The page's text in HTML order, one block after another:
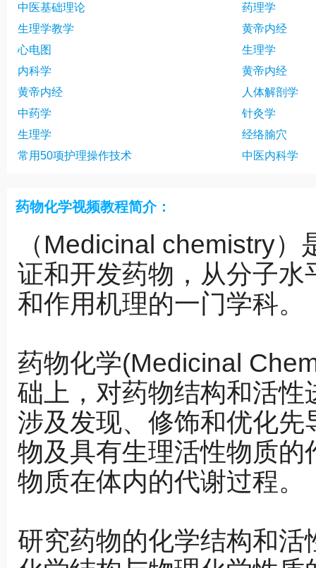
西安交通大学-药物化学-陈有亮34讲 西安交通大
西安交通大学-药物化学-陈有亮37讲 西安交通大学
西安交通大学-药物化学-陈有亮40讲 西安交通大学
西安交通大学-药物化学-陈有亮46讲 西安交通大学
西安交通大学-药物化学-陈有亮49讲 西安交通大学
西安交通大学-药物化学-陈有亮55讲
西安交通大学-药物化学-陈有亮58讲 西安交通大
中医基础理论
生理学教学
心电图
内科学
黄帝内经
中药学
生理学
常用50项护理操作技术
药理学
黄帝内经
生理学
黄帝内经
人体解剖学
针灸学
经络腧穴
中医内科学
药物化学视频教程简介：
（Medicinal chemistry
证和开发药物，从分子
和作用机理的一门学科。
药物化学(Medicinal
础上，对药物结构和活
涉及发现、修饰和优化
物及具有生理活性物质
物质在体内的代谢过程。
研究药物的化学结构和